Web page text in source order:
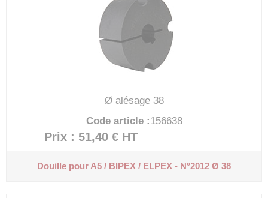
Ø alésage 38
Code article :156638
Prix : 51,40 € HT
Douille pour A5 / BIPEX / ELPEX - N°2012 Ø 38